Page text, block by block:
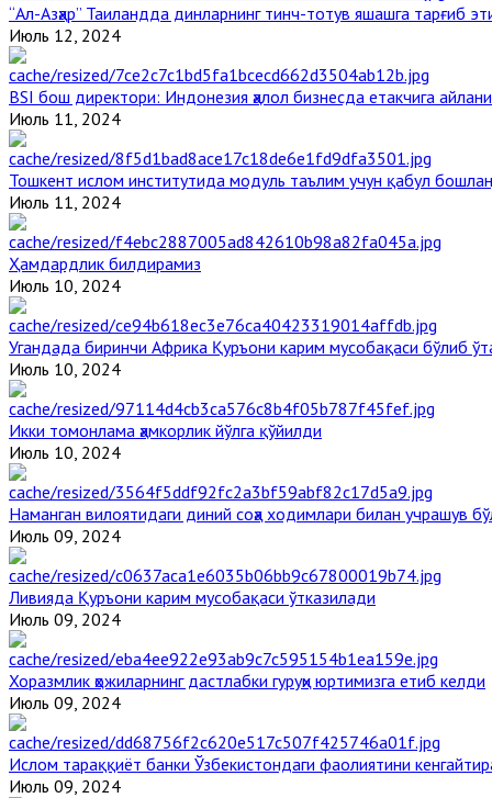
“Ал-Азҳар” Таиландда динларнинг тинч-тотув яшашга тарғиб
Июль 12, 2024
BSI бош директори: Индонезия ҳалол бизнесда етакчига
Июль 11, 2024
Тошкент ислом институтида модуль таълим учун қабул
Июль 11, 2024
Ҳамдардлик билдирамиз
Июль 10, 2024
Угандада биринчи Aфрика Қуръони карим мусобақаси бўлиб
Июль 10, 2024
Икки томонлама ҳамкорлик йўлга қўйилди
Июль 10, 2024
Наманган вилоятидаги диний соҳа ходимлари билан учрашув
Июль 09, 2024
Ливияда Қуръони карим мусобақаси ўтказилади
Июль 09, 2024
Хоразмлик ҳожиларнинг дастлабки гуруҳи юртимизга етиб келди
Июль 09, 2024
Ислом тараққиёт банки Ўзбекистондаги фаолиятини
Июль 09, 2024